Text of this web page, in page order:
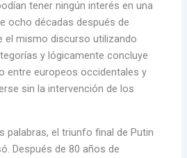
tener ningún interés en una
ocho décadas después de
el mismo discurso utilizando
y lógicamente concluye
entre europeos occidentales y
sin la intervención de los
palabras, el triunfo final de Putin
Después de 80 años de